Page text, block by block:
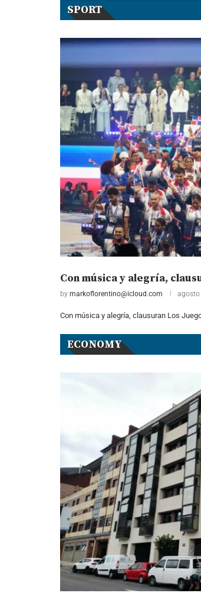
SPORT
Con música y alegría,
by markoflorentino@icloud.com agosto
Con música y alegría, clausuran Los
ECONOMY